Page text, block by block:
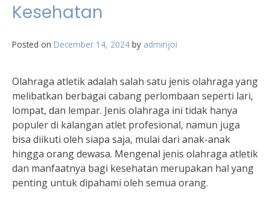
Kesehatan
Posted on December 14, 2024 by adminjoi
Olahraga atletik adalah salah satu jenis olahraga yang
melibatkan berbagai cabang perlombaan seperti lari,
lompat, dan lempar. Jenis olahraga ini tidak hanya
populer di kalangan atlet profesional, namun juga
bisa diikuti oleh siapa saja, mulai dari anak-anak
hingga orang dewasa. Mengenal jenis olahraga atletik
dan manfaatnya bagi kesehatan merupakan hal yang
penting untuk dipahami oleh semua orang.